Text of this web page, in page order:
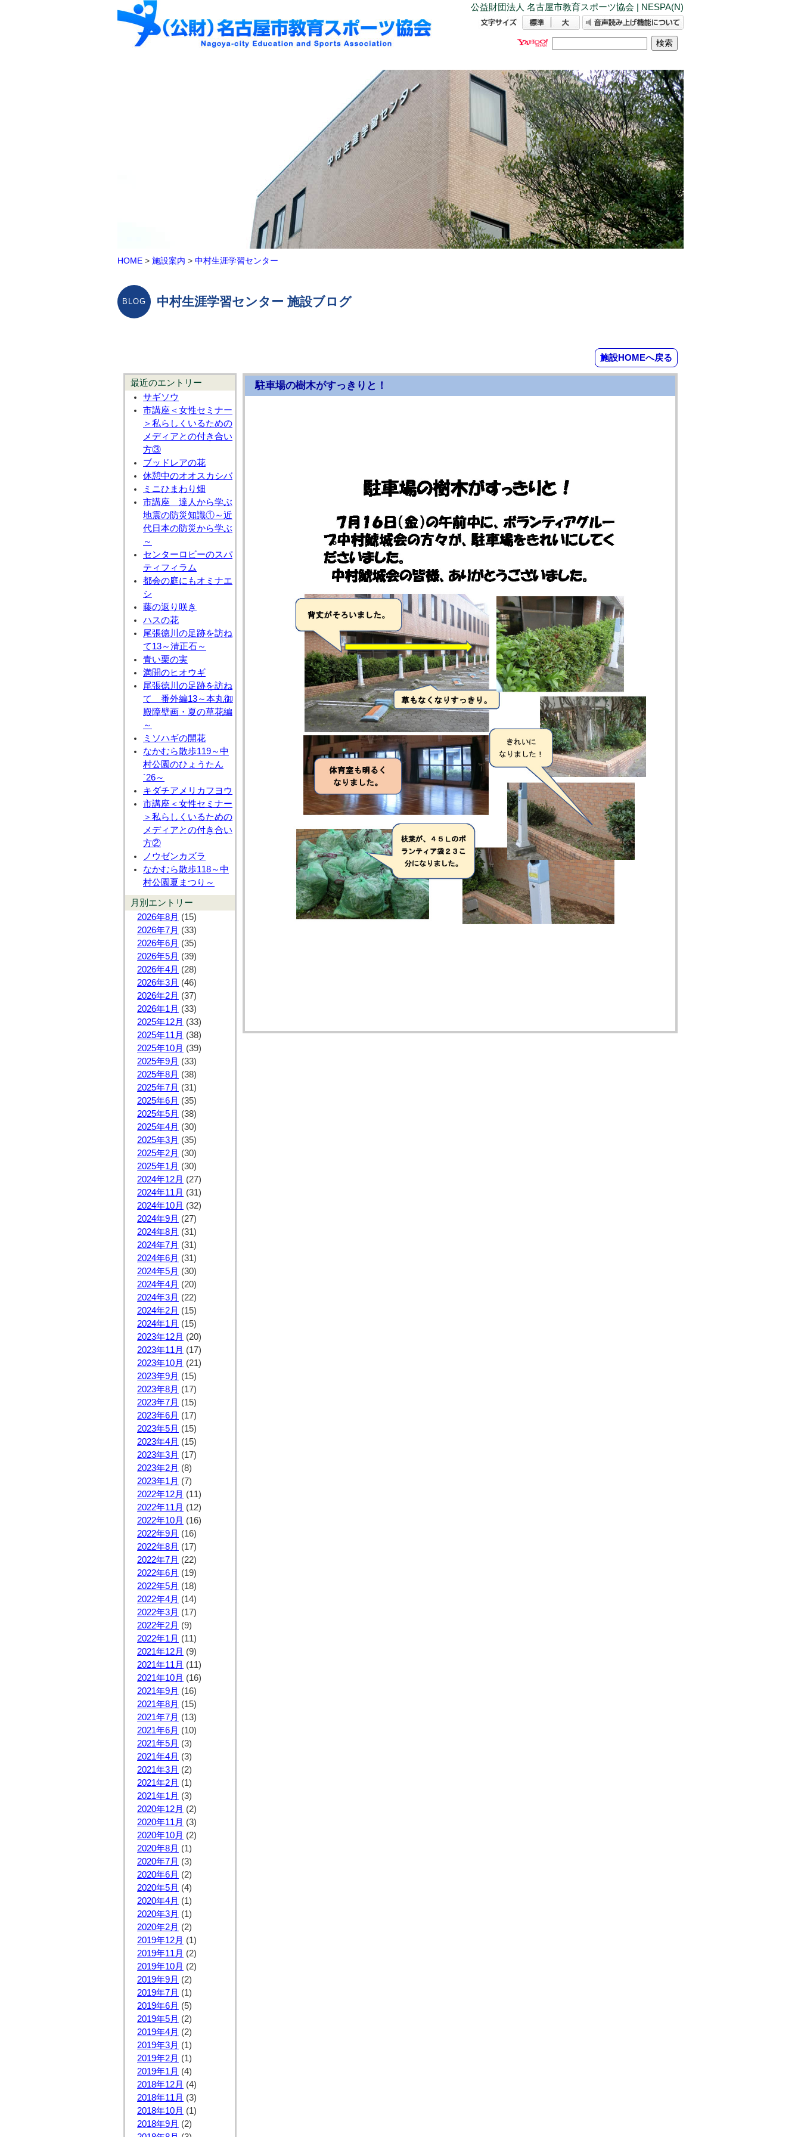
公益財団法人 名古屋市教育スポーツ協会 | NESPA(N)
HOME > 施設案内 > 中村生涯学習センター
中村生涯学習センター 施設ブログ
施設HOMEへ戻る
最近のエントリー
サギソウ
市講座＜女性セミナー
＞私らしくいるための
メディアとの付き合い
方③
ブッドレアの花
休憩中のオオスカシバ
ミニひまわり畑
市講座 達人から学ぶ
地震の防災知識①～近
代日本の防災から学ぶ
～
センターロビーのスパ
ティフィラム
都会の庭にもオミナエ
シ
藤の返り咲き
ハスの花
尾張徳川の足跡を訪ね
て13～清正石～
青い栗の実
満開のヒオウギ
尾張徳川の足跡を訪ね
て 番外編13～本丸御
殿障壁画・夏の草花編
～
ミソハギの開花
なかむら散歩119～中
村公園のひょうたん
´26～
キダチアメリカフヨウ
市講座＜女性セミナー
＞私らしくいるための
メディアとの付き合い
方②
ノウゼンカズラ
なかむら散歩118～中
村公園夏まつり～
月別エントリー
2026年8月 (15)
2026年7月 (33)
2026年6月 (35)
2026年5月 (39)
2026年4月 (28)
2026年3月 (46)
2026年2月 (37)
2026年1月 (33)
2025年12月 (33)
2025年11月 (38)
2025年10月 (39)
2025年9月 (33)
2025年8月 (38)
2025年7月 (31)
2025年6月 (35)
2025年5月 (38)
2025年4月 (30)
2025年3月 (35)
2025年2月 (30)
2025年1月 (30)
2024年12月 (27)
2024年11月 (31)
2024年10月 (32)
2024年9月 (27)
2024年8月 (31)
2024年7月 (31)
2024年6月 (31)
2024年5月 (30)
2024年4月 (20)
2024年3月 (22)
2024年2月 (15)
2024年1月 (15)
2023年12月 (20)
2023年11月 (17)
2023年10月 (21)
2023年9月 (15)
2023年8月 (17)
2023年7月 (15)
2023年6月 (17)
2023年5月 (15)
2023年4月 (15)
2023年3月 (17)
2023年2月 (8)
2023年1月 (7)
2022年12月 (11)
2022年11月 (12)
2022年10月 (16)
2022年9月 (16)
2022年8月 (17)
2022年7月 (22)
2022年6月 (19)
2022年5月 (18)
2022年4月 (14)
2022年3月 (17)
2022年2月 (9)
2022年1月 (11)
2021年12月 (9)
2021年11月 (11)
2021年10月 (16)
2021年9月 (16)
2021年8月 (15)
2021年7月 (13)
2021年6月 (10)
2021年5月 (3)
2021年4月 (3)
2021年3月 (2)
2021年2月 (1)
2021年1月 (3)
2020年12月 (2)
2020年11月 (3)
2020年10月 (2)
2020年8月 (1)
2020年7月 (3)
2020年6月 (2)
2020年5月 (4)
2020年4月 (1)
2020年3月 (1)
2020年2月 (2)
2019年12月 (1)
2019年11月 (2)
2019年10月 (2)
2019年9月 (2)
2019年7月 (1)
2019年6月 (5)
2019年5月 (2)
2019年4月 (2)
2019年3月 (1)
2019年2月 (1)
2019年1月 (4)
2018年12月 (4)
2018年11月 (3)
2018年10月 (1)
2018年9月 (2)
駐車場の樹木がすっきりと！